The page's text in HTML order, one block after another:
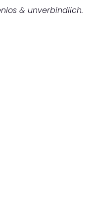
& unverbindlich.